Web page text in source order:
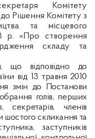
Комітету
Рішення Комітету з
та місцевого
р. «Про створення
складу та
що відповідно до
від 13 травня 2010
змін до Постанови
голів, перших
секретарів, членів
шостого скликання та
заступників